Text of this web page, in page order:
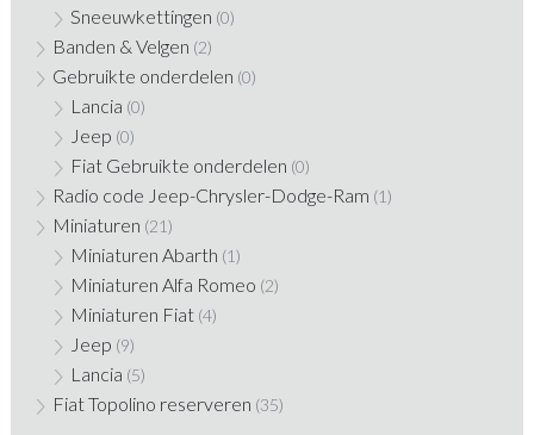
Sneeuwkettingen (0)
Banden & Velgen (2)
Gebruikte onderdelen (0)
Lancia (0)
Jeep (0)
Fiat Gebruikte onderdelen (0)
Radio code Jeep-Chrysler-Dodge-Ram (1)
Miniaturen (21)
Miniaturen Abarth (1)
Miniaturen Alfa Romeo (2)
Miniaturen Fiat (4)
Jeep (9)
Lancia (5)
Fiat Topolino reserveren (35)